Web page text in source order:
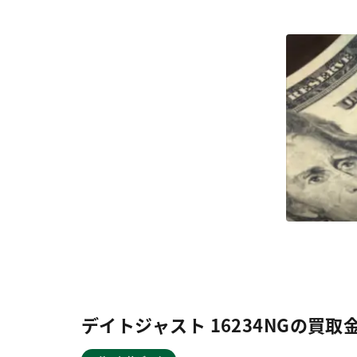
デイトジャスト 16234NGの買取